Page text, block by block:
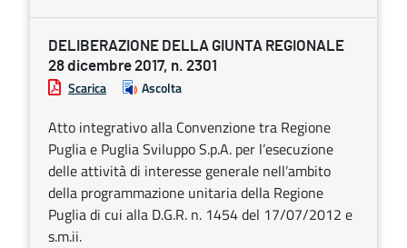
DELIBERAZIONE DELLA GIUNTA REGIONALE
28 dicembre 2017, n. 2301
Scarica Ascolta
Atto integrativo alla Convenzione tra Regione
Puglia e Puglia Sviluppo S.p.A. per l’esecuzione
delle attività di interesse generale nell’ambito
della programmazione unitaria della Regione
Puglia di cui alla D.G.R. n. 1454 del 17/07/2012 e
s.m.ii.